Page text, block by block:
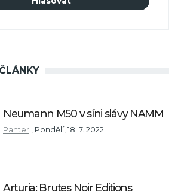
Neumann M50 v síni slávy NAMM
Panter , Pondělí, 18. 7. 2022
Arturia: Brutes Noir Editions